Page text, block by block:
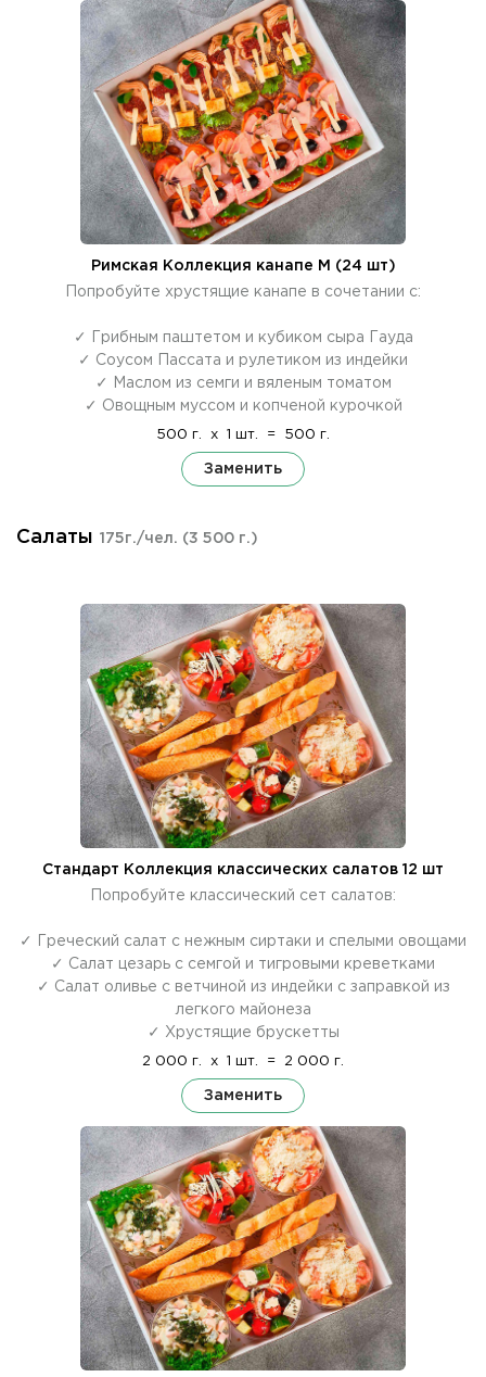
Римская Коллекция канапе M (24 шт)
Попробуйте хрустящие канапе в сочетании с:
✓ Грибным паштетом и кубиком сыра Гауда
✓ Соусом Пассата и рулетиком из индейки
✓ Маслом из семги и вяленым томатом
✓ Овощным муссом и копченой курочкой
500 г. x 1 шт. = 500 г.
Заменить
Салаты 175г./чел. (3 500 г.)
Стандарт Коллекция классических салатов 12 шт
Попробуйте классический сет салатов:
✓ Греческий салат с нежным сиртаки и спелыми овощами
✓ Салат цезарь с семгой и тигровыми креветками
✓ Салат оливье с ветчиной из индейки с заправкой из
легкого майонеза
✓ Хрустящие брускетты
2 000 г. x 1 шт. = 2 000 г.
Заменить